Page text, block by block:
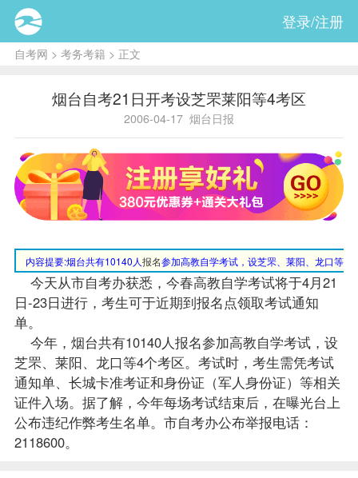
登录/注册
自考网 > 考务考籍 > 正文
烟台自考21日开考设芝罘莱阳等4考区
2006-04-17 烟台日报
内容提要:烟台共有10140人报名参加高教自学考试，设芝罘、莱阳、龙口等4
今天从市自考办获悉，今春高教自学考试将于4月21
日-23日进行，考生可于近期到报名点领取考试通知
单。
今年，烟台共有10140人报名参加高教自学考试，设
芝罘、莱阳、龙口等4个考区。考试时，考生需凭考试
通知单、长城卡准考证和身份证（军人身份证）等相关
证件入场。据了解，今年每场考试结束后，在曝光台上
公布违纪作弊考生名单。市自考办公布举报电话：
2118600。